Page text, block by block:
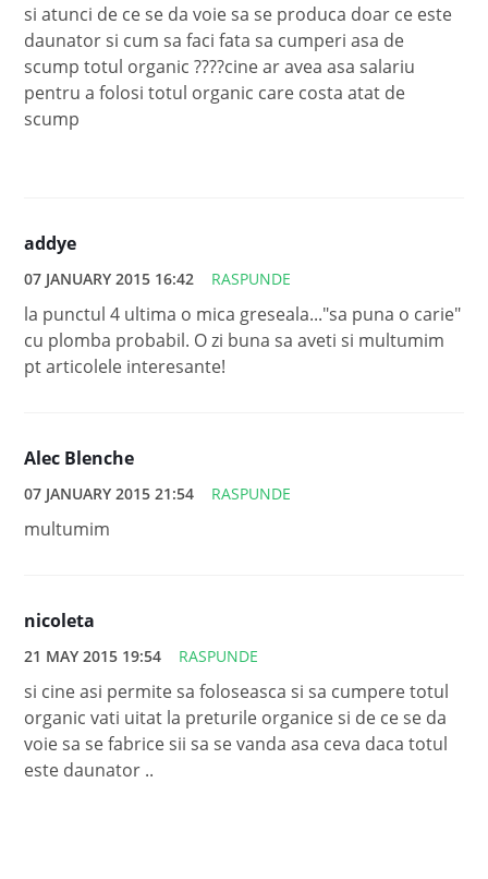
si atunci de ce se da voie sa se produca doar ce este
daunator si cum sa faci fata sa cumperi asa de
scump totul organic ????cine ar avea asa salariu
pentru a folosi totul organic care costa atat de
scump
addye
07 JANUARY 2015 16:42 RASPUNDE
la punctul 4 ultima o mica greseala..."sa puna o carie"
cu plomba probabil. O zi buna sa aveti si multumim
pt articolele interesante!
Alec Blenche
07 JANUARY 2015 21:54 RASPUNDE
multumim
nicoleta
21 MAY 2015 19:54 RASPUNDE
si cine asi permite sa foloseasca si sa cumpere totul
organic vati uitat la preturile organice si de ce se da
voie sa se fabrice sii sa se vanda asa ceva daca totul
este daunator ..